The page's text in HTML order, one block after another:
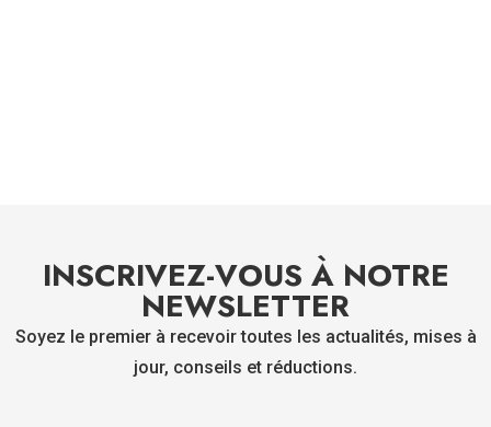
INSCRIVEZ-VOUS À NOTRE
NEWSLETTER
Soyez le premier à recevoir toutes les actualités, mises à
jour, conseils et réductions.